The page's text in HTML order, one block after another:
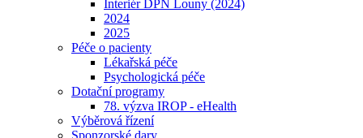
Interiér DPN Louny (2024)
2024
2025
Péče o pacienty
Lékařská péče
Psychologická péče
Dotační programy
78. výzva IROP - eHealth
Výběrová řízení
Sponzorské dary